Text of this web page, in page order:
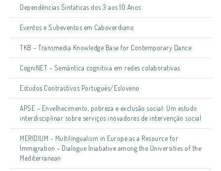
Dependências Sintáticas dos 3 aos 10 Anos
Eventos e Subeventos em Caboverdiano
TKB – Transmedia Knowledge Base for Contemporary Dance
CogniNET – Semântica cognitiva em redes colaborativas
Estudos Contrastivos Português/Esloveno
APSE – Envelhecimento, pobreza e exclusão social: Um estudo
interdisciplinar sobre serviços inovadores de intervenção social
MERIDIUM – Multilingualism in Europe as a Resource for
Immigration – Dialogue Iniatiative among the Universities of the
Mediterranean